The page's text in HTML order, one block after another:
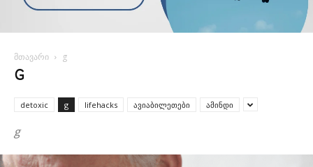
მთავარი g
G
detoxic g lifehacks ავიაბილეთები ამინდი
g